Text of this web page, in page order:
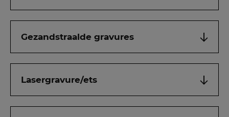
Gezandstraalde gravures
Lasergravure/ets